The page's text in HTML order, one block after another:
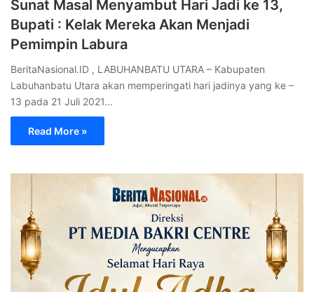
Sunat Masal Menyambut Hari Jadi ke 13,
Bupati : Kelak Mereka Akan Menjadi
Pemimpin Labura
BeritaNasional.ID , LABUHANBATU UTARA – Kabupaten
Labuhanbatu Utara akan memperingati hari jadinya yang ke –
13 pada 21 Juli 2021…
Read More »